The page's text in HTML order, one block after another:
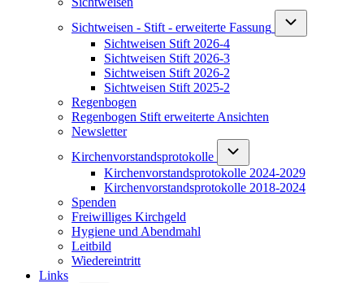
Sichtweisen - Stift - erweiterte Fassung
Unternavigation
Sichtweisen Stift 2026-4
Sichtweisen Stift 2026-3
Sichtweisen Stift 2026-2
Sichtweisen Stift 2025-2
Regenbogen
Regenbogen Stift erweiterte Ansichten
Newsletter
Kirchenvorstandsprotokolle
Unternavigation von
Kirchenvorstandsprotokolle 2024-2029
Kirchenvorstandsprotokolle 2018-2024
Spenden
Freiwilliges Kirchgeld
Hygiene und Abendmahl
Leitbild
Wiedereintritt
Links